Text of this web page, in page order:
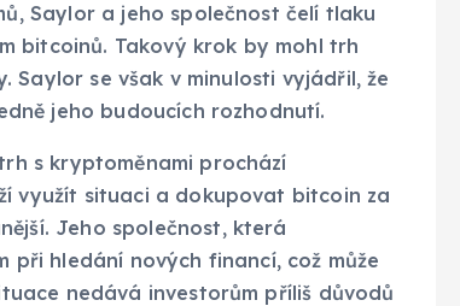
Saylor a jeho společnost čelí tlaku
bitcoinů. Takový krok by mohl trh
Saylor se však v minulosti vyjádřil, že
jeho budoucích rozhodnutí.
s kryptoměnami prochází
využít situaci a dokupovat bitcoin za
Jeho společnost, která
při hledání nových financí, což může
nedává investorům příliš důvodů